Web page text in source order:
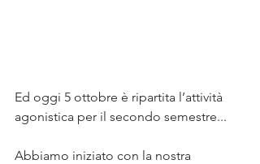
Ed oggi 5 ottobre è ripartita l’attività
agonistica per il secondo semestre...
Abbiamo iniziato con la nostra